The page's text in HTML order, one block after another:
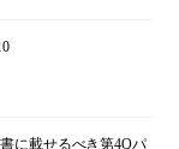
に載せるべき第4Qパ